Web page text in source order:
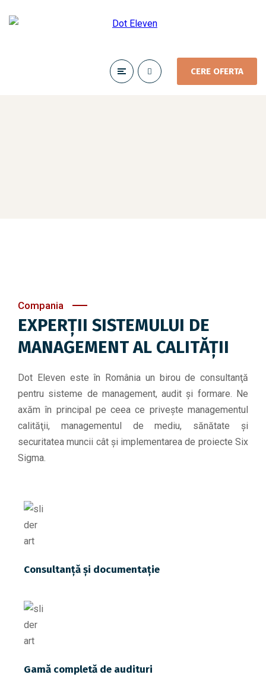
CERE OFERTA
Compania
EXPERŢII SISTEMULUI DE
MANAGEMENT AL CALITĂŢII
Dot Eleven este în România un birou de consultanţă
pentru sisteme de management, audit şi formare. Ne
axăm în principal pe ceea ce priveşte managementul
calităţii, managementul de mediu, sănătate şi
securitatea muncii cât şi implementarea de proiecte Six
Sigma.
Consultanţă şi documentaţie
Gamă completă de audituri